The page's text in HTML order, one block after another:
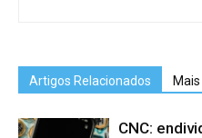
Artigos Relacionados
CNC: